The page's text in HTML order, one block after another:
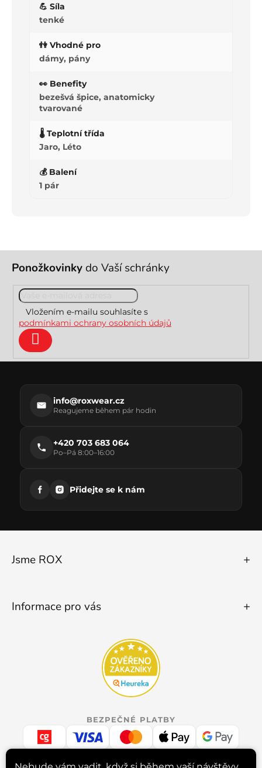
💪 Síla
tenké
👫 Vhodné pro
dámy, pány
👀 Benefity
bezešvá špice, anatomicky
tvarované
🌡️ Teplotní třída
Jaro, Léto
💰 Balení
1 pár
Z
Ponožkovinky do Vaší schránky
Vložením e-mailu souhlasíte s
podmínkami ochrany osobních údajů
Přihlásit
info@roxwear.cz
Reagujeme během pár hodin
+420 703 683 064
Po–Pá 8:00–16:00
Přidejte se k nám
Jsme ROX
Informace pro vás
BEZPEČNÉ PLATBY